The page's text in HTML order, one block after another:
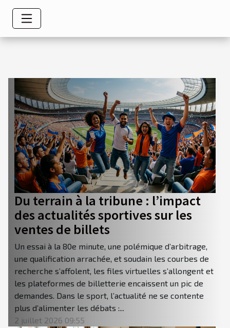
Du terrain à la tribune : l’impact
des actualités sportives sur les
ventes de billets
Un essai à la 80e minute, une polémique d’arbitrage,
une qualification arrachée, et soudain les courbes de
recherche s’affolent, les files virtuelles s’allongent et
les plateformes de billetterie encaissent un pic de
demandes. Dans le sport, l’actualité ne se contente
plus d’alimenter les débats :...
2 juillet 2026 09:55